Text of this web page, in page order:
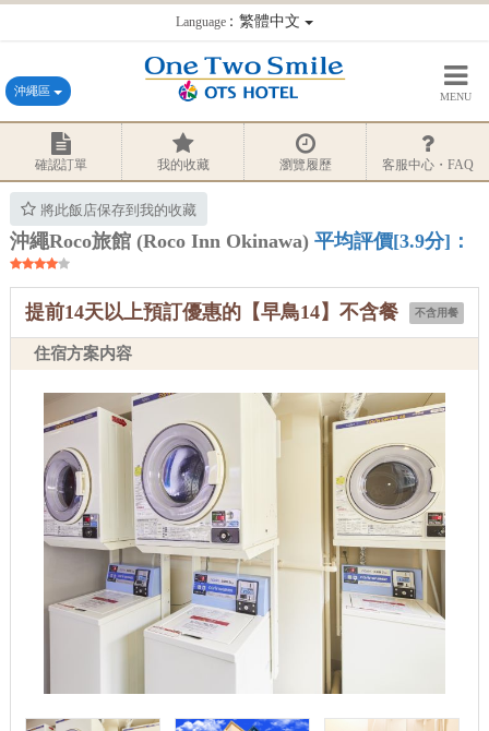
Language：繁體中文
沖繩區 MENU
確認訂單 我的收藏 瀏覽履歷 客服中心・FAQ
將此飯店保存到我的收藏
沖繩Roco旅館 (Roco Inn Okinawa) 平均評價[3.9分]：
不含用餐
提前14天以上預訂優惠的【早鳥14】不含餐
住宿方案内容